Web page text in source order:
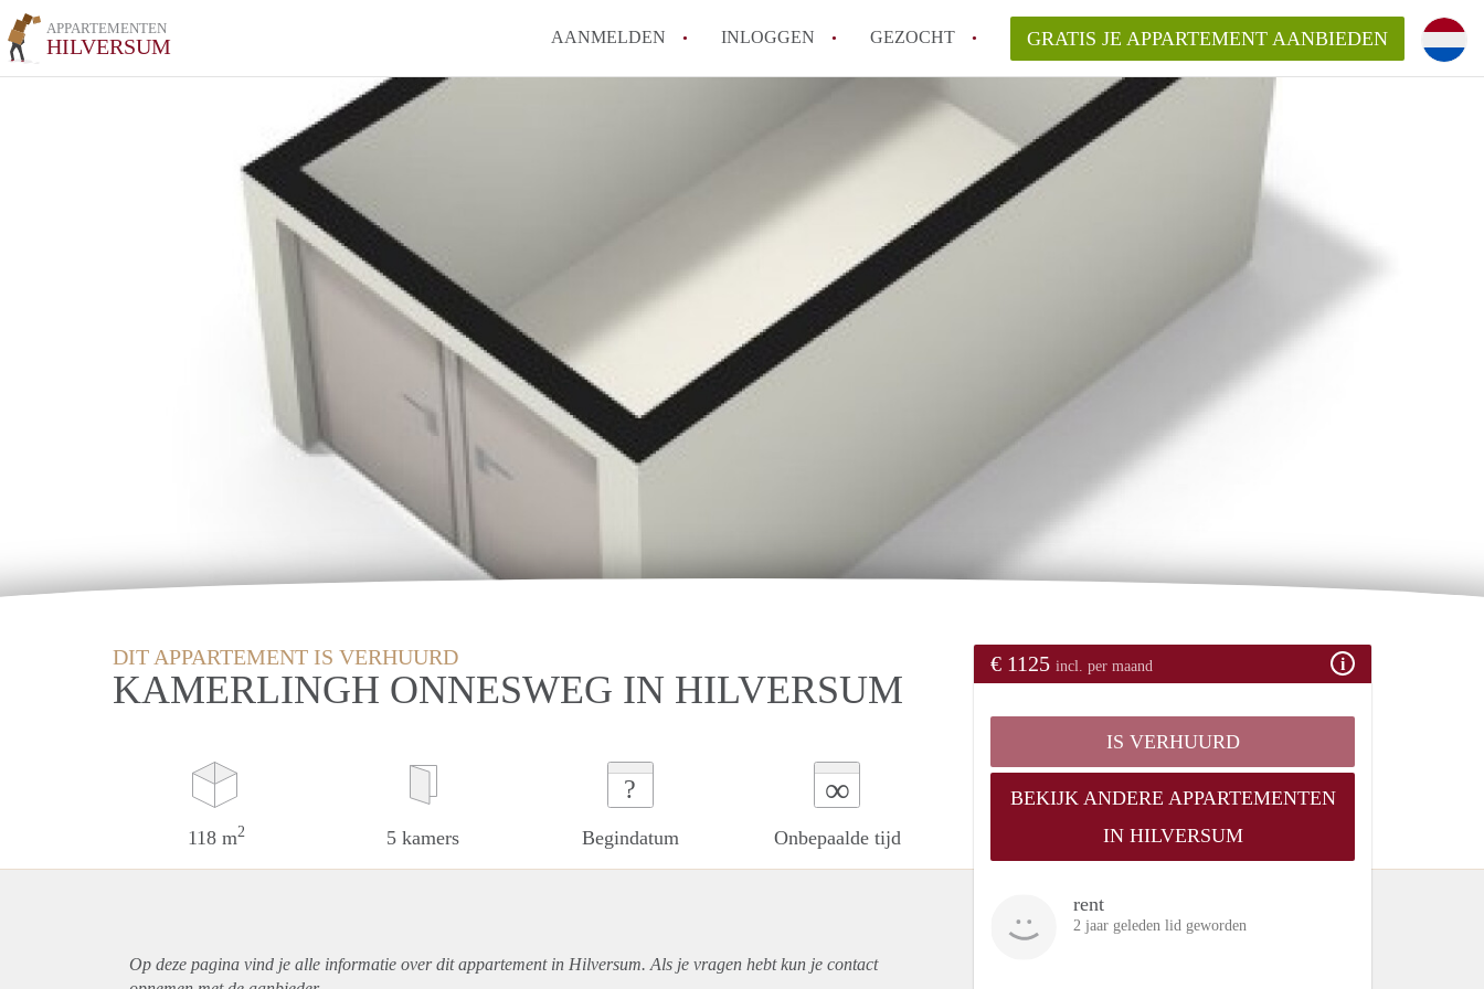
APPARTEMENTEN
HILVERSUM AANMELDEN INLOGGEN GEZOCHT GRATIS JE APPARTEMENT AANBIEDEN
DIT APPARTEMENT IS VERHUURD
KAMERLINGH ONNESWEG IN HILVERSUM
118 m2 5 kamers
?
Begindatum
∞
Onbepaalde tijd
€ 1125 incl. per maand
IS VERHUURD
BEKIJK ANDERE APPARTEMENTEN
IN HILVERSUM
rent
2 jaar geleden lid geworden
Op deze pagina vind je alle informatie over ditappartementin Hilversum. Als je vragen hebt kun je contact